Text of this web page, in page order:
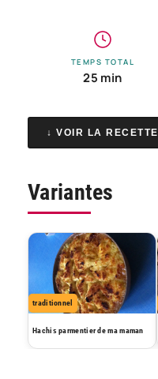
TEMPS TOTAL
25 min
↓ VOIR LA RECETTE
Variantes
traditionnel
Hachis parmentier de ma maman